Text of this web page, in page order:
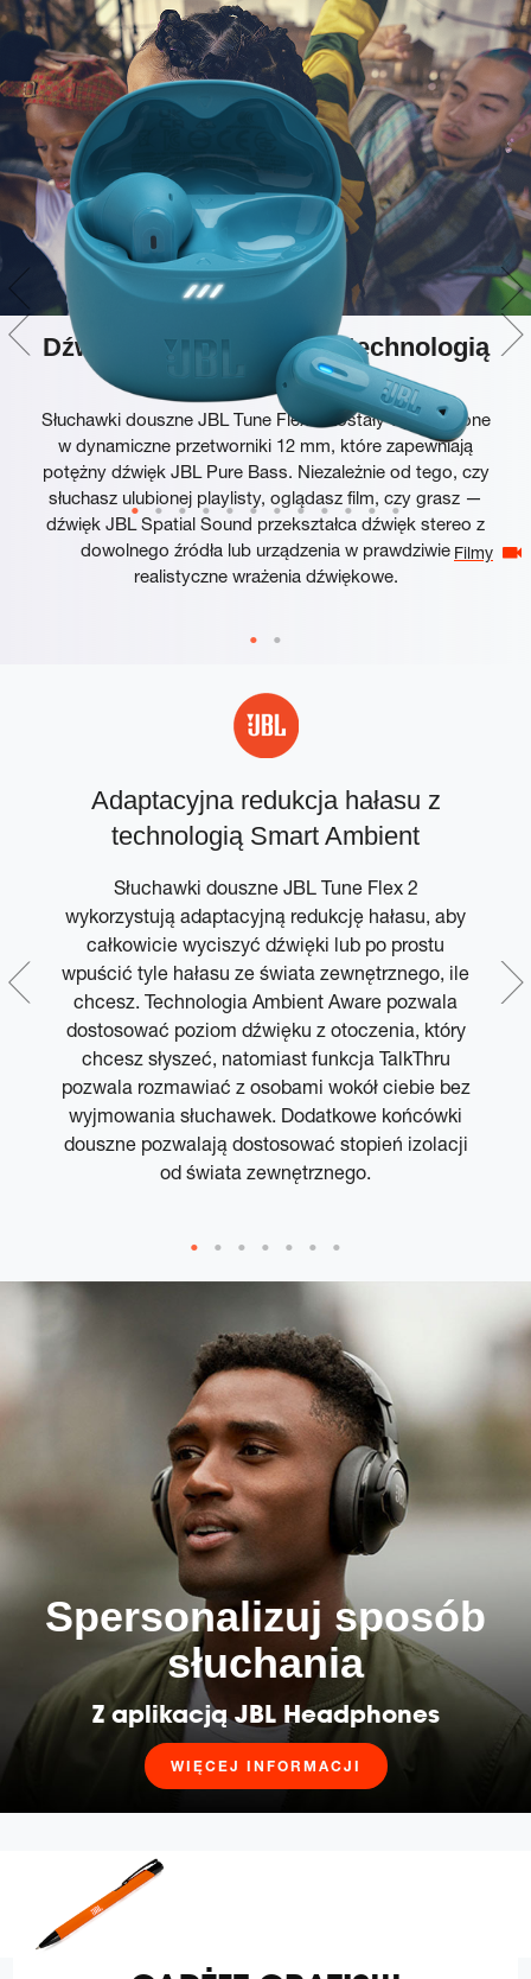
Filmy
Dźwięk JBL Pure Bass z technologią
Spatial Sound
Słuchawki douszne JBL Tune Flex 2 zostały wyposażone
w dynamiczne przetworniki 12 mm, które zapewniają
potężny dźwięk JBL Pure Bass. Niezależnie od tego, czy
słuchasz ulubionej playlisty, oglądasz film, czy grasz —
dźwięk JBL Spatial Sound przekształca dźwięk stereo z
dowolnego źródła lub urządzenia w prawdziwie
realistyczne wrażenia dźwiękowe.
Adaptacyjna redukcja hałasu z
technologią Smart Ambient
Słuchawki douszne JBL Tune Flex 2
wykorzystują adaptacyjną redukcję hałasu, aby
całkowicie wyciszyć dźwięki lub po prostu
wpuścić tyle hałasu ze świata zewnętrznego, ile
chcesz. Technologia Ambient Aware pozwala
dostosować poziom dźwięku z otoczenia, który
chcesz słyszeć, natomiast funkcja TalkThru
pozwala rozmawiać z osobami wokół ciebie bez
wyjmowania słuchawek. Dodatkowe końcówki
douszne pozwalają dostosować stopień izolacji
od świata zewnętrznego.
Spersonalizuj sposób
słuchania
Z aplikacją JBL Headphones
WIĘCEJ INFORMACJI